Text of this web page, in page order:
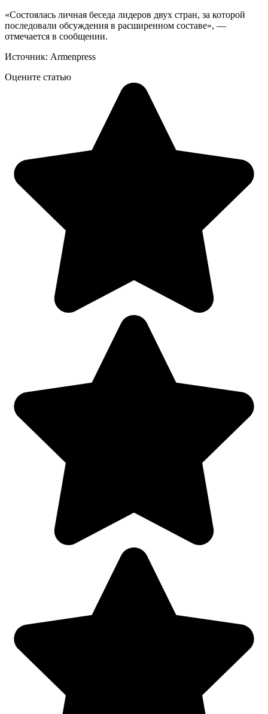
«Состоялась личная беседа лидеров двух стран, за которой
последовали обсуждения в расширенном составе», —
отмечается в сообщении.
Источник: Armenpress
Оцените статью